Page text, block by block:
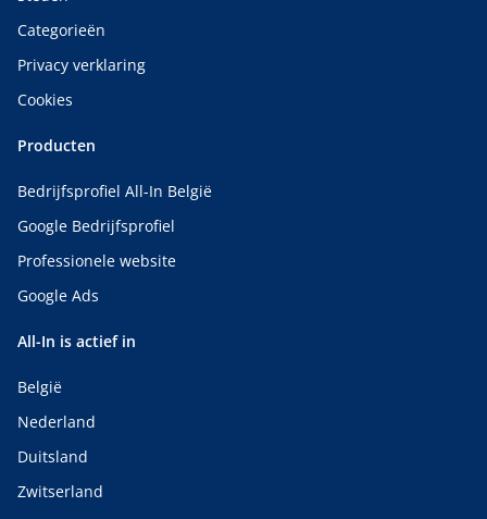
Categorieën
Privacy verklaring
Cookies
Producten
Bedrijfsprofiel All-In België
Google Bedrijfsprofiel
Professionele website
Google Ads
All-In is actief in
België
Nederland
Duitsland
Zwitserland